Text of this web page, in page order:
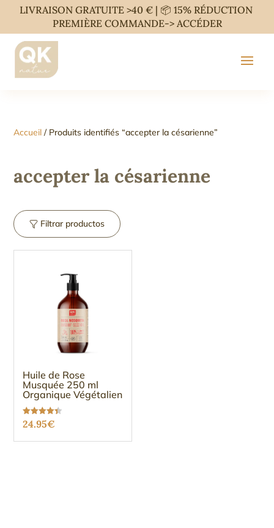
LIVRAISON GRATUITE >40 € | 📦 15% RÉDUCTION
PREMIÈRE COMMANDE-> ACCÉDER
Accueil / Produits identifiés “accepter la césarienne”
accepter la césarienne
Filtrar productos
Huile de Rose
Musquée 250 ml
Organique Végétalien
Note
4.37
24.95€